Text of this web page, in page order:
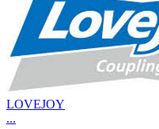
LOVEJOY
...